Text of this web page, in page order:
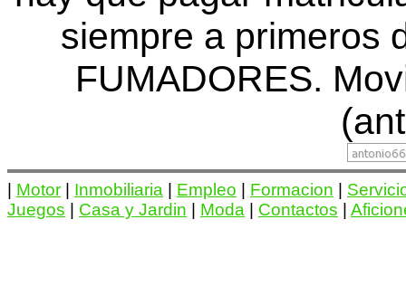
siempre a primeros
FUMADORES.
Motor Inmobiliaria Empleo Formacion
Juegos
Casa y Jardin Moda Contactos